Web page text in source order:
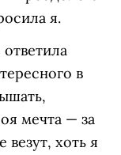
я.
в
мечта — за
везут, хоть я